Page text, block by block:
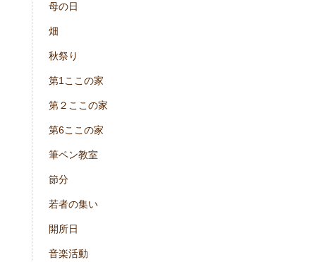
母の日
畑
秋祭り
第1ここの家
第２ここの家
第6ここの家
筆ペン教室
節分
若者の集い
開所日
音楽活動